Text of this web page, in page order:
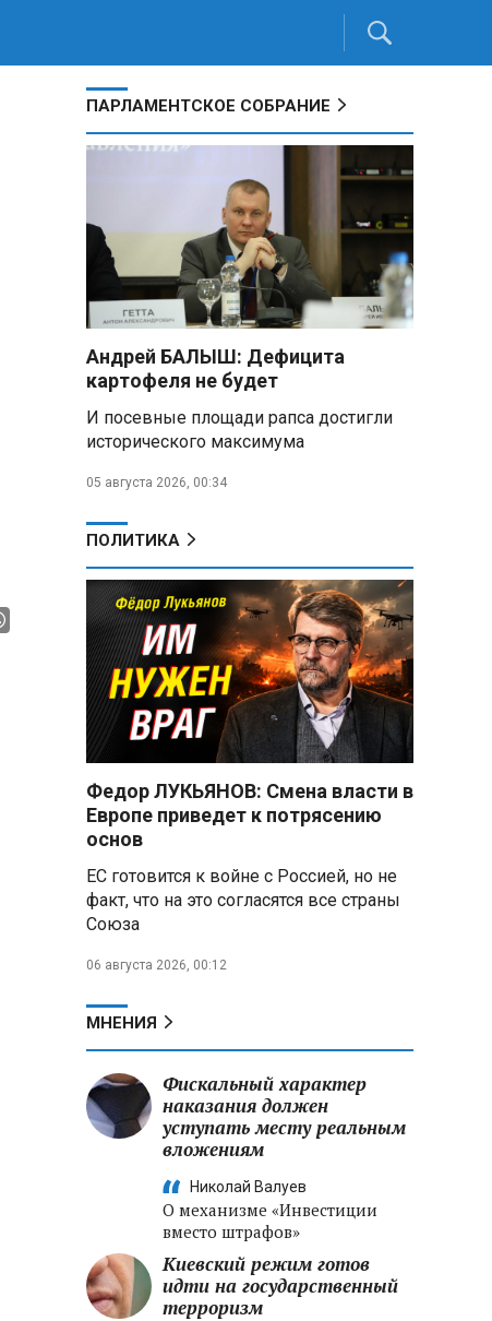
ПАРЛАМЕНТСКОЕ СОБРАНИЕ
Андрей БАЛЫШ: Дефицита
картофеля не будет
И посевные площади рапса достигли
исторического максимума
05 августа 2026, 00:34
ПОЛИТИКА
Федор ЛУКЬЯНОВ: Смена власти в
Европе приведет к потрясению
основ
ЕС готовится к войне с Россией, но не
факт, что на это согласятся все страны
Союза
06 августа 2026, 00:12
МНЕНИЯ
Фискальный характер
наказания должен
уступать месту реальным
вложениям
Николай Валуев
О механизме «Инвестиции
вместо штрафов»
Киевский режим готов
идти на государственный
терроризм